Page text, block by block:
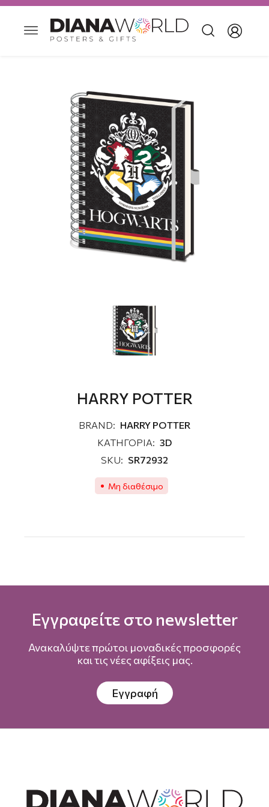
HARRY POTTER
BRAND: HARRY POTTER
ΚΑΤΗΓΟΡΙΑ: 3D
SKU: SR72932
Μη διαθέσιμο
Εγγραφείτε στο newsletter
Ανακαλύψτε πρώτοι μοναδικές προσφορές
και τις νέες αφίξεις μας.
Εγγραφή